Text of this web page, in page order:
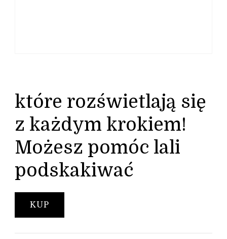
które rozświetlają się
z każdym krokiem!
Możesz pomóc lali
podskakiwać
KUP